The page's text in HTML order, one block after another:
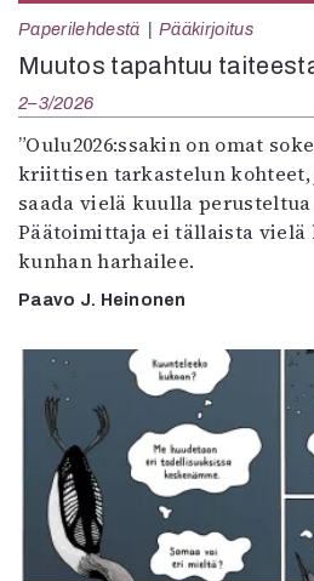
Paperilehdestä Pääkirjoitus
Muutos tapahtuu
2–3/2026
”Oulu2026:ssakin on omat
kriittisen tarkastelun
saada vielä kuulla perusteltua
Päätoimittaja ei tällaista vielä
kunhan harhailee.
Paavo J. Heinonen